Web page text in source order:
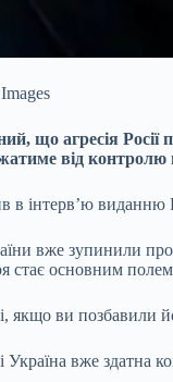
що агресія
від
в інтерв’ю
вже зупинили
стає основним
якщо ви позбавили
вже здатна